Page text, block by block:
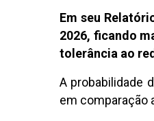
Em seu
2026, ficando
tolerância ao
A probabilidade
em comparação